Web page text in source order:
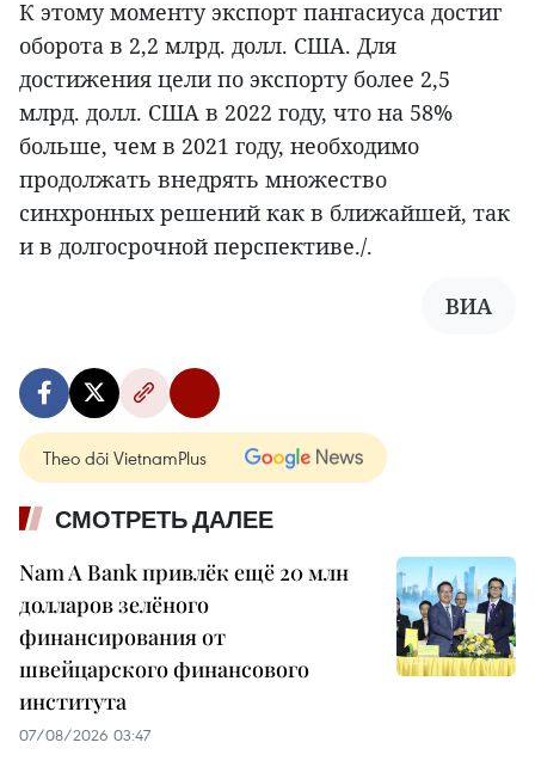
К этому моменту экспорт пангасиуса достиг
оборота в 2,2 млрд. долл. США. Для
достижения цели по экспорту более 2,5
млрд. долл. США в 2022 году, что на 58%
больше, чем в 2021 году, необходимо
продолжать внедрять множество
синхронных решений как в ближайшей, так
и в долгосрочной перспективе./.
ВИА
Theo dõi VietnamPlus
СМОТРЕТЬ ДАЛЕЕ
Nam A Bank привлёк ещё 20 млн
долларов зелёного
финансирования от
швейцарского финансового
института
07/08/2026 03:47